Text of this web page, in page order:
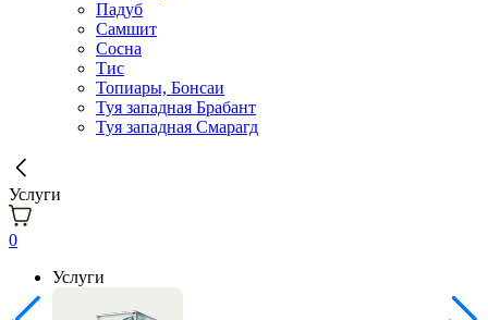
Падуб
Самшит
Сосна
Тис
Топиары, Бонсаи
Туя западная Брабант
Туя западная Смарагд
Услуги
0
Услуги